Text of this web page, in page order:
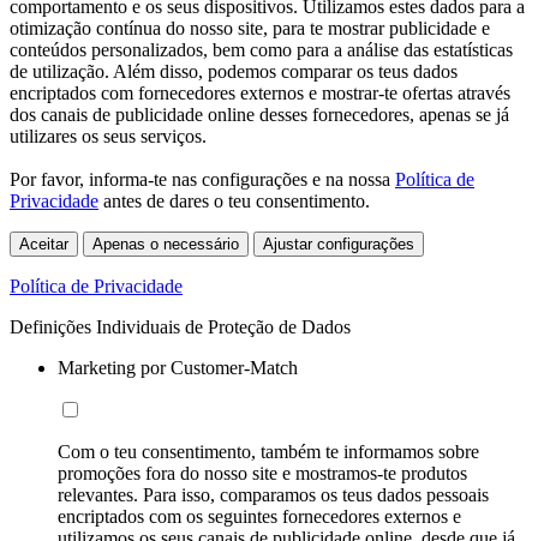
comportamento e os seus dispositivos. Utilizamos estes dados para a
otimização contínua do nosso site, para te mostrar publicidade e
conteúdos personalizados, bem como para a análise das estatísticas
de utilização. Além disso, podemos comparar os teus dados
encriptados com fornecedores externos e mostrar-te ofertas através
dos canais de publicidade online desses fornecedores, apenas se já
utilizares os seus serviços.
Por favor, informa-te nas configurações e na nossa Política de
Privacidade antes de dares o teu consentimento.
Aceitar Apenas o necessário Ajustar configurações
Política de Privacidade
Definições Individuais de Proteção de Dados
Marketing por Customer-Match
Com o teu consentimento, também te informamos sobre
promoções fora do nosso site e mostramos-te produtos
relevantes. Para isso, comparamos os teus dados pessoais
encriptados com os seguintes fornecedores externos e